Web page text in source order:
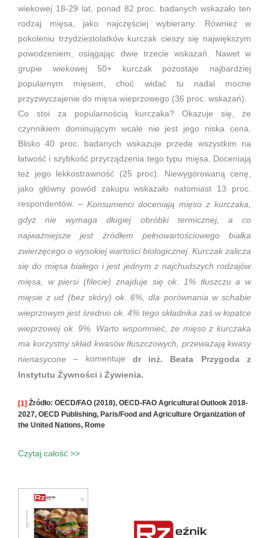
wiekowej 18-29 lat, ponad 82 proc. badanych wskazało ten
rodzaj mięsa, jako najczęściej wybierany. Również w
pokoleniu trzydziestolatków kurczak cieszy się największym
powodzeniem, osiągając dwie trzecie wskazań. Nawet w
grupie wiekowej 50+ kurczak pozostaje najbardziej
popularnym mięsem, choć widać tu nadal mocne
przyzwyczajenie do mięsa wieprzowego (36 proc. wskazań).
Co stoi za popularnością kurczaka? Okazuje się, że
czynnikiem dominującym wcale nie jest jego niska cena.
Blisko 40 proc. badanych wskazuje przede wszystkim na
łatwość i szybkość przyrządzenia tego typu mięsa. Doceniają
też jego lekkostrawność (25 proc). Niewygórowaną cenę,
jako główny powód zakupu wskazało natomiast 13 proc.
respondentów. – Konsumenci doceniają mięso z kurczaka,
gdyż nie wymaga długiej obróbki termicznej, a co
najważniejsze jest źródłem pełnowartościowego białka
zwierzęcego o wysokiej wartości biologicznej. Kurczak zalicza
się do mięsa białego i jest jednym z najchudszych rodzajów
mięsa, w piersi (filecie) znajduje się ok. 1% tłuszczu a w
mięsie z ud (bez skóry) ok. 6%, dla porównania w schabie
wieprzowym jest średnio ok. 4% tego składnika zaś w łopatce
wieprzowej ok. 9%. Warto wspomnieć, że mięso z kurczaka
ma korzystny skład kwasów tłuszczowych, przeważają kwasy
nienasycone – komentuje dr inż. Beata Przygoda z
Instytutu Żywności i Żywienia.
[1] Źródło: OECD/FAO (2018), OECD-FAO Agricultural Outlook 2018-
2027, OECD Publishing, Paris/Food and Agriculture Organization of
the United Nations, Rome
Czytaj całość >>